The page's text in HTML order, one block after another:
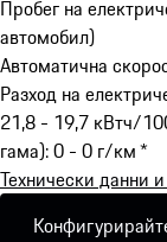
Пробег на
автомобил)
Автоматична
Разход на
21,8 - 19,7 кВтч/
гама): 0 - 0 г/км *
Технически данни